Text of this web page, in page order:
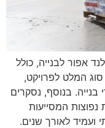
אפור לבנייה, כולל
המלט לפרויקט,
בנייה. בנוסף, נסקרים
נפוצות המסייעות
ועמיד לאורך שנים.